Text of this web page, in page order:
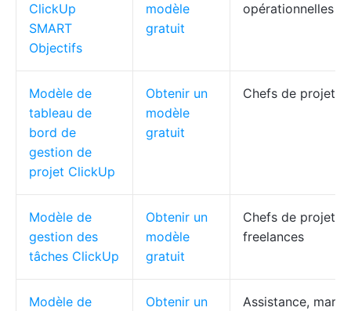
ClickUp
SMART
Objectifs
modèle
gratuit
opérationnelles
Modèle de
tableau de
bord de
gestion de
projet ClickUp
Obtenir un
modèle
gratuit
Chefs de projet,
Modèle de
gestion des
tâches ClickUp
Obtenir un
modèle
gratuit
Chefs de projet,
freelances
Modèle de Obtenir un Assistance,